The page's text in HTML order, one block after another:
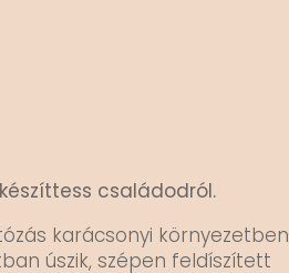
családodról.
karácsonyi környezetben
úszik, szépen feldíszített